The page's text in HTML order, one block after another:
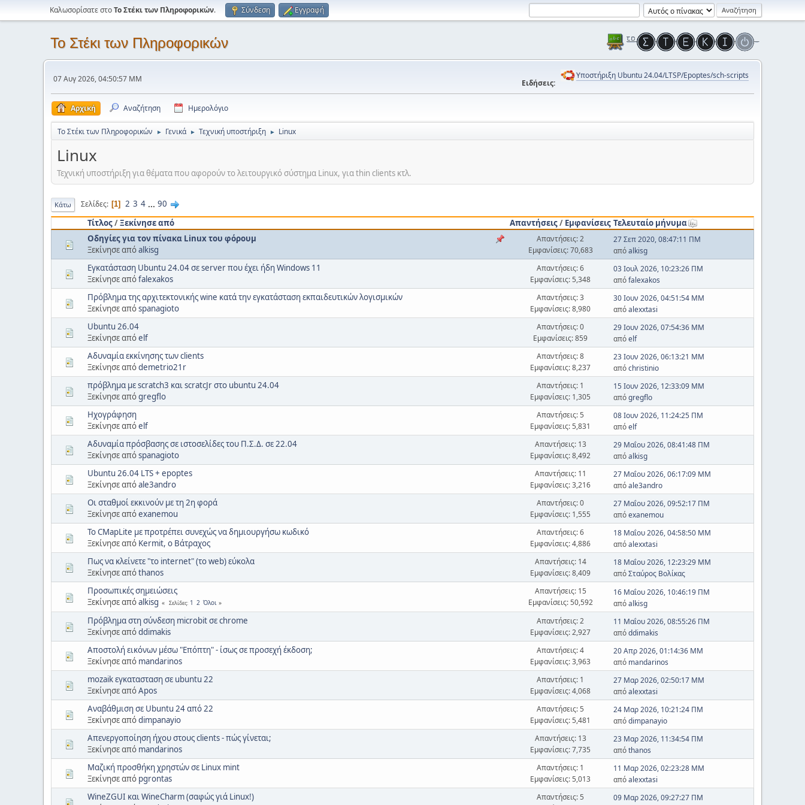
Καλωσορίσατε στοΤο Στέκι των Πληροφορικών. Σύνδεση Εγγραφή
Το Στέκι των Πληροφορικών
07 Αυγ 2026, 04:50:57 ΜΜ Ειδήσεις:
Υποστήριξη Ubuntu 24.04/LTSP/Epoptes/sch-scripts
Αρχική Αναζήτηση Ημερολόγιο
Το Στέκι των Πληροφορικών ► Γενικά ► Τεχνική υποστήριξη ► Linux
Linux
Τεχνική υποστήριξη για θέματα που αφορούν το λειτουργικό σύστημα Linux, για thin clients κτλ.
Κάτω Σελίδες 1 2 3 4 ... 90
Τίτλος/Ξεκίνησε από Απαντήσεις/ Εμφανίσεις Τελευταίο μήνυμα
Οδηγίες για τον πίνακα Linux του φόρουμ
Ξεκίνησε απόalkisg
Απαντήσεις: 2
Εμφανίσεις: 70,683
27 Σεπ 2020, 08:47:11 ΠΜ
απόalkisg
Εγκατάσταση Ubuntu 24.04 σε server που έχει ήδη Windows 11
Ξεκίνησε απόfalexakos
Απαντήσεις: 6
Εμφανίσεις: 5,348
03 Ιουλ 2026, 10:23:26 ΠΜ
απόfalexakos
Πρόβλημα της αρχιτεκτονικής wine κατά την εγκατάσταση εκπαιδευτικών λογισμικών
Ξεκίνησε απόspanagioto
Απαντήσεις: 3
Εμφανίσεις: 8,980
30 Ιουν 2026, 04:51:54 ΜΜ
απόalexxtasi
Ubuntu 26.04
Ξεκίνησε απόelf
Απαντήσεις: 0
Εμφανίσεις: 859
29 Ιουν 2026, 07:54:36 ΜΜ
απόelf
Αδυναμία εκκίνησης των clients
Ξεκίνησε απόdemetrio21r
Απαντήσεις: 8
Εμφανίσεις: 8,237
23 Ιουν 2026, 06:13:21 ΜΜ
απόchristinio
πρόβλημα με scratch3 και scratcJr στο ubuntu 24.04
Ξεκίνησε απόgregflo
Απαντήσεις: 1
Εμφανίσεις: 1,305
15 Ιουν 2026, 12:33:09 ΜΜ
απόgregflo
Ηχογράφηση
Ξεκίνησε απόelf
Απαντήσεις: 5
Εμφανίσεις: 5,831
08 Ιουν 2026, 11:24:25 ΠΜ
απόelf
Αδυναμία πρόσβασης σε ιστοσελίδες του Π.Σ.Δ. σε 22.04
Ξεκίνησε απόspanagioto
Απαντήσεις: 13
Εμφανίσεις: 8,492
29 Μαΐου 2026, 08:41:48 ΠΜ
απόalkisg
Ubuntu 26.04 LTS + epoptes
Ξεκίνησε απόale3andro
Απαντήσεις: 11
Εμφανίσεις: 3,216
27 Μαΐου 2026, 06:17:09 ΜΜ
απόale3andro
Οι σταθμοί εκκινούν με τη 2η φορά
Ξεκίνησε απόexanemou
Απαντήσεις: 0
Εμφανίσεις: 1,555
27 Μαΐου 2026, 09:52:17 ΠΜ
απόexanemou
To CMapLite με προτρέπει συνεχώς να δημιουργήσω κωδικό
Ξεκίνησε από Kermit, ο Βάτραχος
Απαντήσεις: 6
Εμφανίσεις: 4,886
18 Μαΐου 2026, 04:58:50 ΜΜ
απόalexxtasi
Πως να κλείνετε "το internet" (το web) εύκολα
Ξεκίνησε απόthanos
Απαντήσεις: 14
Εμφανίσεις: 8,409
18 Μαΐου 2026, 12:23:29 ΜΜ
απόΣταύρος Βολίκας
Προσωπικές σημειώσεις
Ξεκίνησε απόalkisg Σελίδες 1 2 Όλοι
Απαντήσεις: 15
Εμφανίσεις: 50,592
16 Μαΐου 2026, 10:46:19 ΠΜ
απόalkisg
Πρόβλημα στη σύνδεση microbit σε chrome
Ξεκίνησε απόddimakis
Απαντήσεις: 2
Εμφανίσεις: 2,927
11 Μαΐου 2026, 08:55:26 ΠΜ
απόddimakis
Αποστολή εικόνων μέσω "Επόπτη" - ίσως σε προσεχή έκδοση;
Ξεκίνησε από mandarinos
Απαντήσεις: 4
Εμφανίσεις: 3,963
20 Απρ 2026, 01:14:36 ΜΜ
από mandarinos
mozaik εγκατασταση σε ubuntu 22
Ξεκίνησε απόApos
Απαντήσεις: 1
Εμφανίσεις: 4,068
27 Μαρ 2026, 02:50:17 ΜΜ
απόalexxtasi
Αναβάθμιση σε Ubuntu 24 από 22
Ξεκίνησε απόdimpanayio
Απαντήσεις: 5
Εμφανίσεις: 5,481
24 Μαρ 2026, 10:21:24 ΠΜ
απόdimpanayio
Απενεργοποίηση ήχου στους clients - πώς γίνεται;
Ξεκίνησε από mandarinos
Απαντήσεις: 13
Εμφανίσεις: 7,735
23 Μαρ 2026, 11:34:54 ΠΜ
απόthanos
Μαζική προσθήκη χρηστών σε Linux mint
Ξεκίνησε από pgrontas
Απαντήσεις: 1
Εμφανίσεις: 5,013
11 Μαρ 2026, 02:23:28 ΜΜ
απόalexxtasi
WineZGUI και WineCharm (σαφώς γιά Linux!)
Απαντήσεις: 5
09 Μαρ 2026, 09:27:27 ΠΜ